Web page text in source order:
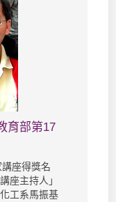
育部第17
座得獎名
座主持人」
工系馬振基